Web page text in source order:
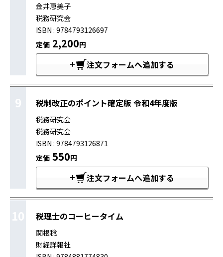
金井恵美子
税務研究会
ISBN : 9784793126697
定価 2,200円
注文フォームへ追加する
9 税制改正のポイント確定版 令和4年度版
税務研究会
税務研究会
ISBN : 9784793126871
定価 550円
注文フォームへ追加する
10 税理士のコーヒータイム
関根稔
財経詳報社